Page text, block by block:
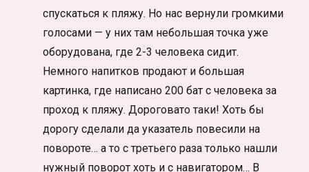
спускаться к пляжу. Но нас вернули громкими
голосами — у них там небольшая точка уже
оборудована, где 2-3 человека сидит.
Немного напитков продают и большая
картинка, где написано 200 бат с человека за
проход к пляжу. Дороговато таки! Хоть бы
дорогу сделали да указатель повесили на
повороте… а то с третьего раза только нашли
нужный поворот хоть и с навигатором… В